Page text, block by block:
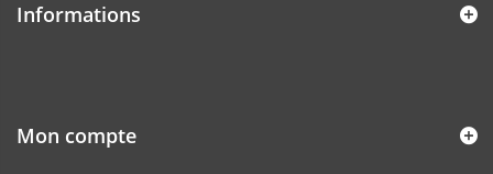
Informations
Mon compte